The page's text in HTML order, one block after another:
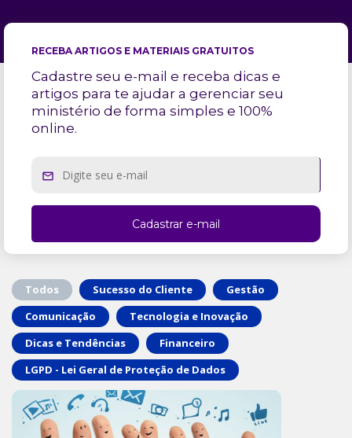
RECEBA ARTIGOS E MATERIAIS GRATUITOS
Cadastre seu e-mail e receba dicas e
artigos para te ajudar a gerenciar seu
ministério de forma simples e 100%
online.
Todos Sucesso do Cliente
Gestão
Comunicação
Tecnologia e Inovação
Dicas e Tendências
Financeiro
LGPD - Lei Geral de Proteção de Dados